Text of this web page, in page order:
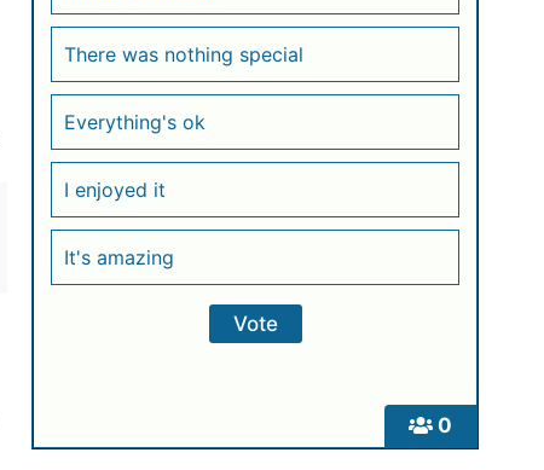
0
There was nothing special
Everything's ok
I enjoyed it
It's amazing